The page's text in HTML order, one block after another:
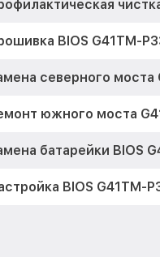
BIOS G41TM-
северного моста
южного моста
батарейки BIOS
BIOS G41TM-